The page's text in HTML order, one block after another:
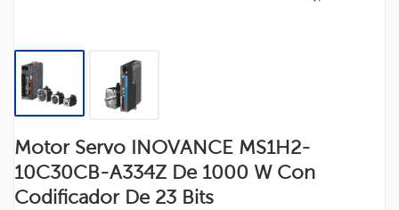
Motor Servo INOVANCE MS1H2-
10C30CB-A334Z De 1000 W Con
Codificador De 23 Bits